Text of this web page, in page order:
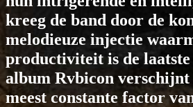
kreeg de band door de
melodieuze injectie
productiviteit is de
album Rvbicon verschijnt
meest constante factor